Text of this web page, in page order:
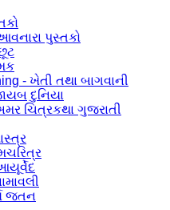
પુસ્તકો
- ખેતી તથા બાગવાની
દુનિયા
ચિત્રકથા ગુજરાતી
જતન